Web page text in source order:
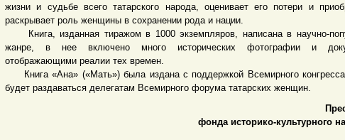
жизни и судьбе всего татарского народа, оценивает его потери и
раскрывает роль женщины в сохранении рода и нации.
Книга, изданная тиражом в 1000 экземпляров, написана в научно-
жанре, в нее включено много исторических фотографии и
отображающими реалии тех времен.
Книга «Ана» («Мать») была издана с поддержкой Всемирного
будет раздаваться делегатам Всемирного форума татарских женщин.
фонда историко-культурного